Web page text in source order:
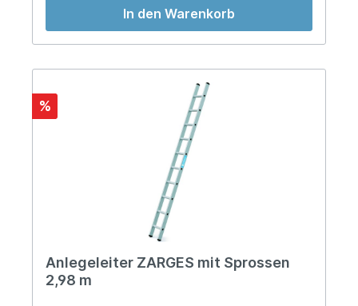
In den Warenkorb
%
Anlegeleiter ZARGES mit Sprossen
2,98 m